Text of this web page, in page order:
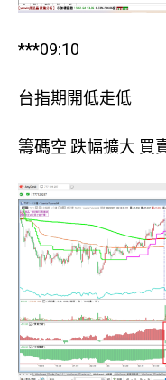
***09:10
台指期開低走低
籌碼空 跌幅擴大 買